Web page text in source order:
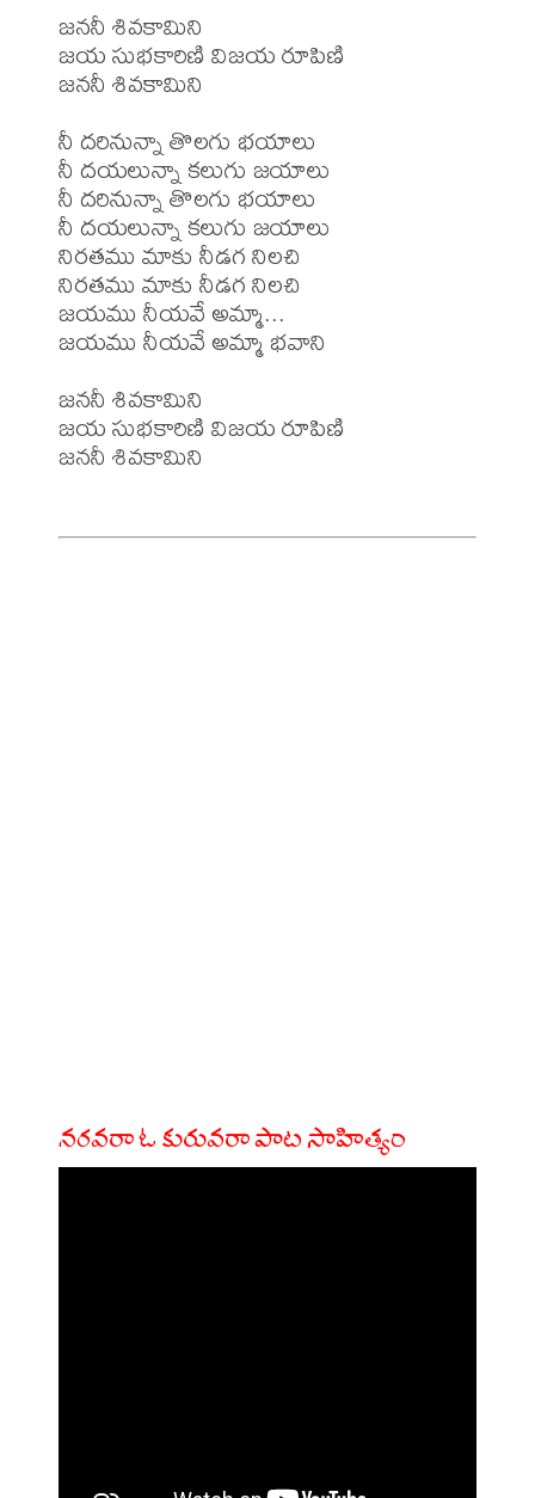
జననీ శివకామిని
జయ సుభకారిణి విజయ రూపిణి
జననీ శివకామిని
నీ దరినున్నా తొలగు భయాలు
నీ దయలున్నా కలుగు జయాలు
నీ దరినున్నా తొలగు భయాలు
నీ దయలున్నా కలుగు జయాలు
నిరతము మాకు నీడగ నిలచి
నిరతము మాకు నీడగ నిలచి
జయము నీయవే అమ్మా...
జయము నీయవే అమ్మా భవాని
జననీ శివకామిని
జయ సుభకారిణి విజయ రూపిణి
జననీ శివకామిని
నరవరా ఓ కురువరా పాట సాహిత్యం